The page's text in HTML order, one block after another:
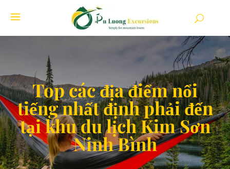
Top các địa điểm nổi
tiếng nhất định phải đến
tại khu du lịch Kim Sơn
Ninh Bình